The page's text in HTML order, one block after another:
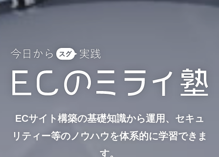
ECサイト構築の基礎知識から運用、セキュ
リティー等の ノウハウを体系的に学習できま
す。